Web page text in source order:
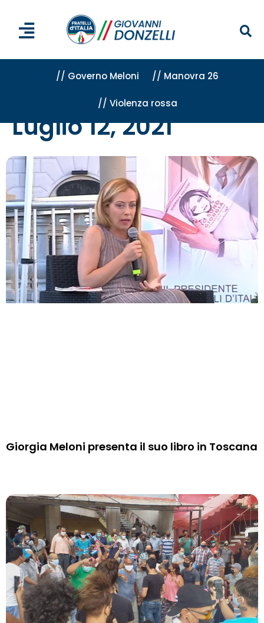
// Governo Meloni // Manovra 26
// Violenza rossa
Archivi per 12 Luglio 2021
Luglio 12, 2021
Giorgia Meloni presenta il suo libro in Toscana